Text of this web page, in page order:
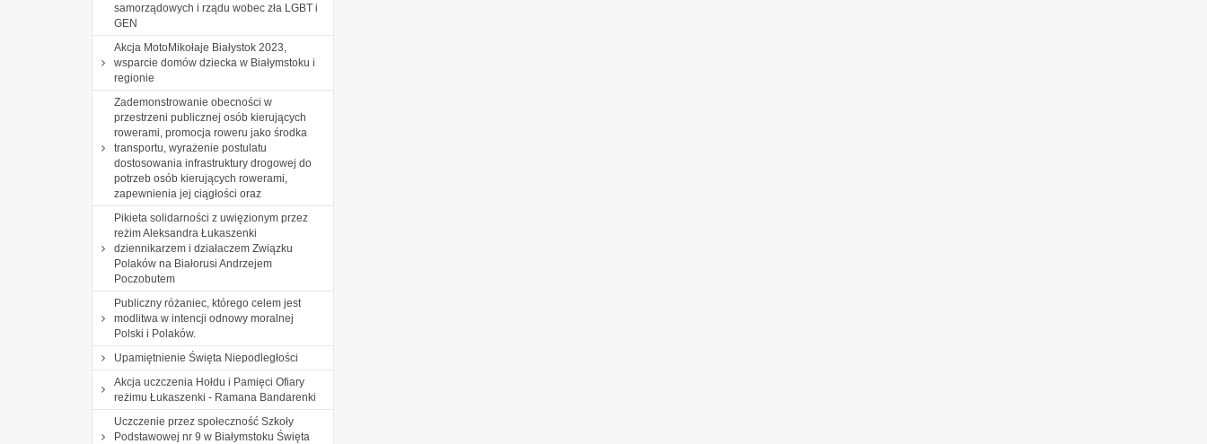
samorządowych i rządu wobec zła LGBT i
GEN
Akcja MotoMikołaje Białystok 2023,
wsparcie domów dziecka w Białymstoku i
regionie
Zademonstrowanie obecności w
przestrzeni publicznej osób kierujących
rowerami, promocja roweru jako środka
transportu, wyrażenie postulatu
dostosowania infrastruktury drogowej do
potrzeb osób kierujących rowerami,
zapewnienia jej ciągłości oraz
Pikieta solidarności z uwięzionym przez
reżim Aleksandra Łukaszenki
dziennikarzem i działaczem Związku
Polaków na Białorusi Andrzejem
Poczobutem
Publiczny różaniec, którego celem jest
modlitwa w intencji odnowy moralnej
Polski i Polaków.
Upamiętnienie Święta Niepodległości
Akcja uczczenia Hołdu i Pamięci Ofiary
reżimu Łukaszenki - Ramana Bandarenki
Uczczenie przez społeczność Szkoły
Podstawowej nr 9 w Białymstoku Święta